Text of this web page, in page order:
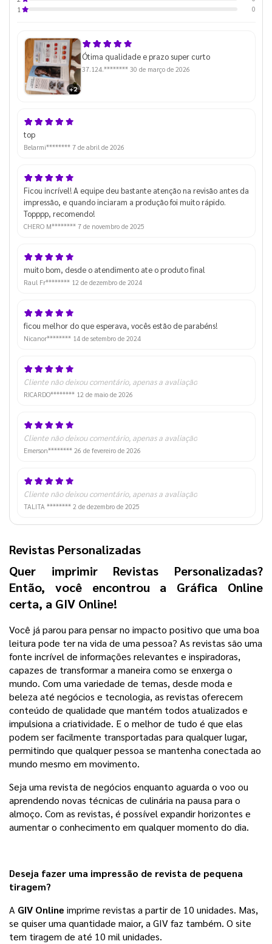
1
0
+2
Ótima qualidade e prazo super curto
37.124.******** 30 de março de 2026
top
Belarmi******** 7 de abril de 2026
Ficou incrível! A equipe deu bastante atenção na revisão antes da
impressão, e quando inciaram a produção foi muito rápido.
Topppp, recomendo!
CHERO M******** 7 de novembro de 2025
muito bom, desde o atendimento ate o produto final
Raul Fr******** 12 de dezembro de 2024
ficou melhor do que esperava, vocês estão de parabéns!
Nicanor******** 14 de setembro de 2024
Cliente não deixou comentário, apenas a avaliação
RICARDO******** 12 de maio de 2026
Cliente não deixou comentário, apenas a avaliação
Emerson******** 26 de fevereiro de 2026
Cliente não deixou comentário, apenas a avaliação
TALITA ******** 2 de dezembro de 2025
Revistas Personalizadas
Quer imprimir Revistas Personalizadas?
Então, você encontrou a Gráfica Online
certa, a GIV Online!
Você já parou para pensar no impacto positivo que uma boa
leitura pode ter na vida de uma pessoa? As revistas são uma
fonte incrível de informações relevantes e inspiradoras,
capazes de transformar a maneira como se enxerga o
mundo. Com uma variedade de temas, desde moda e
beleza até negócios e tecnologia, as revistas oferecem
conteúdo de qualidade que mantém todos atualizados e
impulsiona a criatividade. E o melhor de tudo é que elas
podem ser facilmente transportadas para qualquer lugar,
permitindo que qualquer pessoa se mantenha conectada ao
mundo mesmo em movimento.
Seja uma revista de negócios enquanto aguarda o voo ou
aprendendo novas técnicas de culinária na pausa para o
almoço. Com as revistas, é possível expandir horizontes e
aumentar o conhecimento em qualquer momento do dia.
Deseja fazer uma impressão de revista de pequena
tiragem?
A GIV Online imprime revistas a partir de 10 unidades. Mas,
se quiser uma quantidade maior, a GIV faz também. O site
tem tiragem de até 10 mil unidades.